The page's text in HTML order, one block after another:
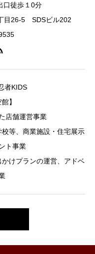
口徒歩１0分
目26-5 SDSビル202
者KIDS
】
店舗運営事業
校等、商業施設・住宅展示
ト事業
かけプランの運営、アドベ